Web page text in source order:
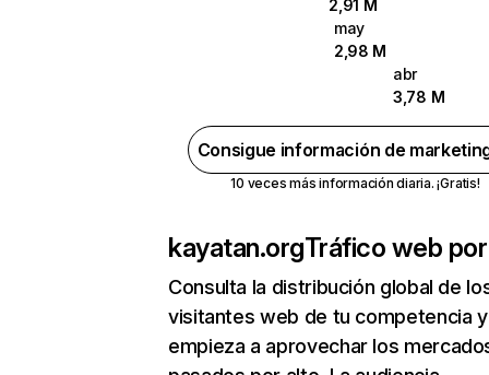
2,91 M
may
2,98 M
abr
3,78 M
Consigue información de
10 veces más información diaria. ¡Gratis!
kayatan.orgTráfico web
Consulta la distribución global de
visitantes web de tu competencia y
empieza a aprovechar los